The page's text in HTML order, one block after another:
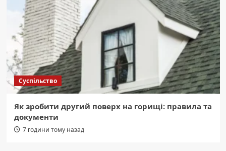
Суспільство
Як зробити другий поверх на горищі: правила та
документи
7 години тому назад